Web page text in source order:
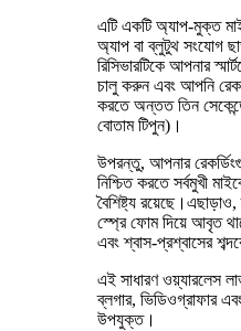
এটি একটি অ্যাপ-মুক্ত
অ্যাপ বা ব্লুটুথ সংযোগ
রিসিভারটিকে আপনার
চালু করুন এবং আপনি
করতে অন্তত তিন
বোতাম টিপুন)।
উপরন্তু, আপনার
নিশ্চিত করতে সর্বমুখী
বৈশিষ্ট্য রয়েছে।এছাড়াও,
স্প্রে ফোম দিয়ে আবৃত
এবং শ্বাস-প্রশ্বাসের
এই সাধারণ ওয়্যারলেস
ব্লগার, ভিডিওগ্রাফার
উপযুক্ত।